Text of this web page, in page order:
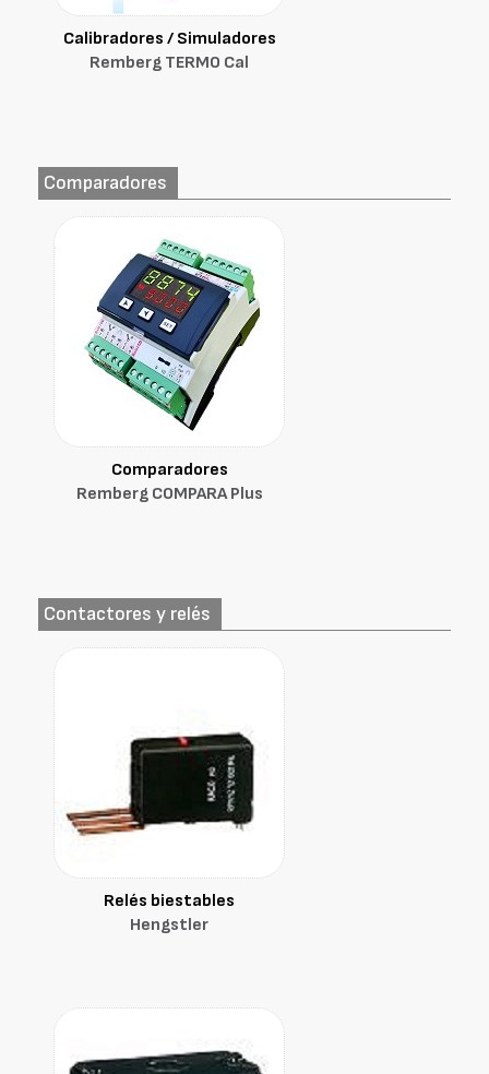
Calibradores / Simuladores
Remberg TERMO Cal
Comparadores
Comparadores
Remberg COMPARA Plus
Contactores y relés
Relés biestables
Hengstler